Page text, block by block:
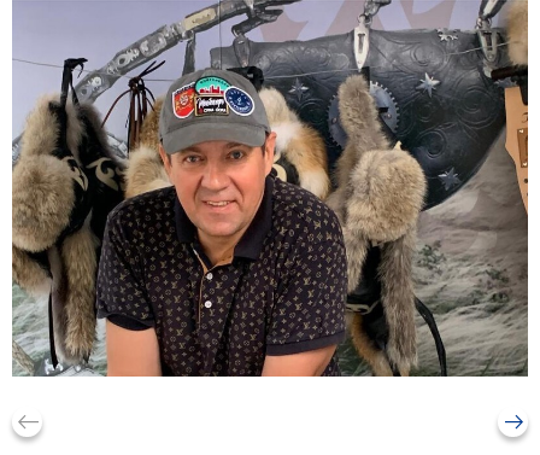
keyboard_backspace arrow_right_alt